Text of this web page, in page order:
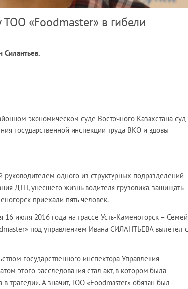
«Foodmaster» в гибели
Силантьев.
экономическом суде Восточного Казахстана суд
государственной инспекции труда ВКО и вдовы
руководителем одного из структурных подразделений
ДТП, унесшего жизнь водителя грузовика, защищать
приехали пять человек.
16 июля 2016 года на трассе Усть-Каменогорск – Семей
под управлением Ивана СИЛАНТЬЕВА вылетел с
государственного инспектора Управления
этого расследования стал акт, в котором была
трагедии. А значит, ТОО «Foodmaster» обязан был